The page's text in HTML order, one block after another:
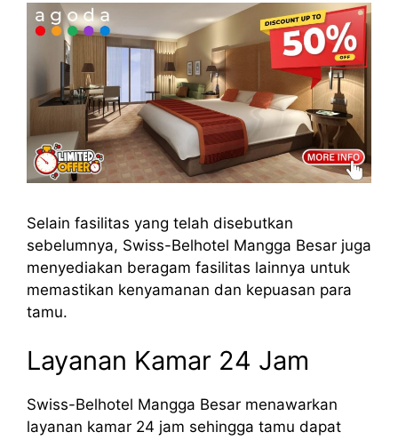
Selain fasilitas yang telah disebutkan
sebelumnya, Swiss-Belhotel Mangga Besar juga
menyediakan beragam fasilitas lainnya untuk
memastikan kenyamanan dan kepuasan para
tamu.
Layanan Kamar 24 Jam
Swiss-Belhotel Mangga Besar menawarkan
layanan kamar 24 jam sehingga tamu dapat